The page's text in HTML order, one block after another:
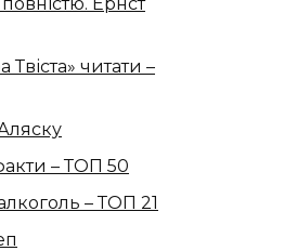
читати –
– ТОП 50
– ТОП 21